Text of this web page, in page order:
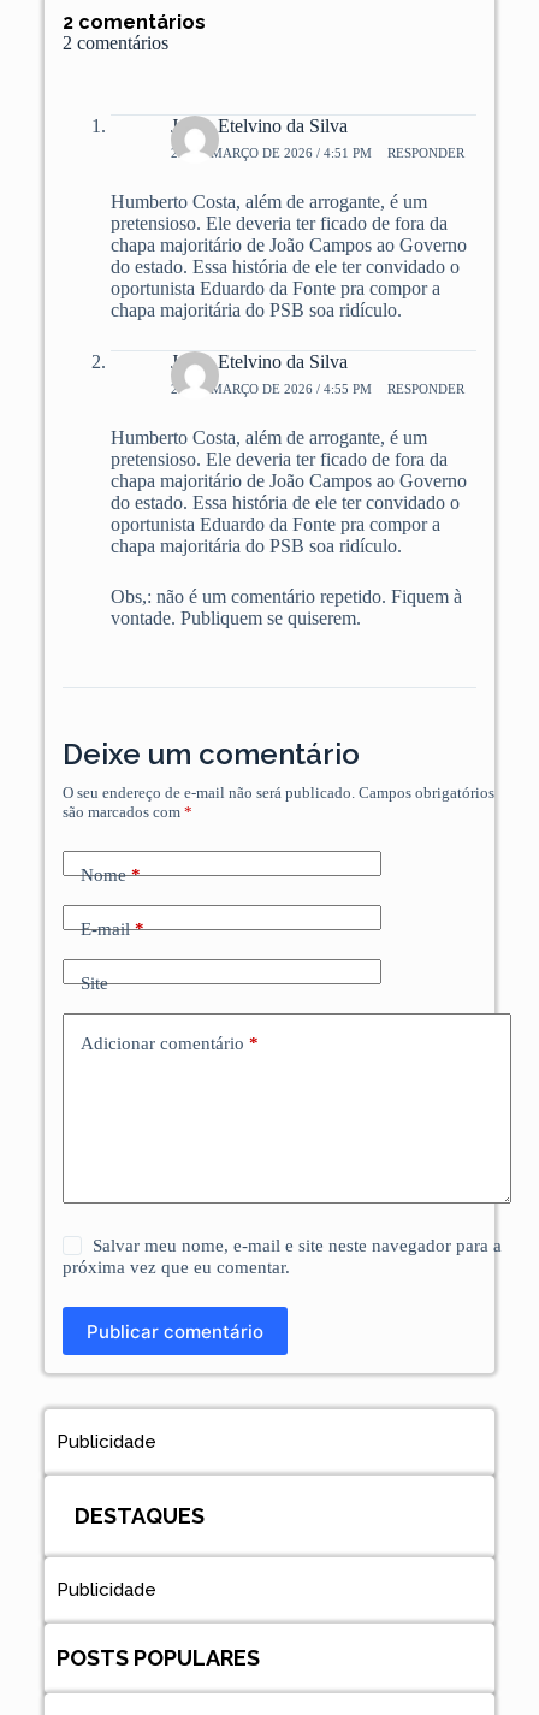
2 comentários
2 comentários
Jonas Etelvino da Silva
27 DE MARÇO DE 2026 / 4:51 PM RESPONDER
Humberto Costa, além de arrogante, é um
pretensioso. Ele deveria ter ficado de fora da
chapa majoritário de João Campos ao Governo
do estado. Essa história de ele ter convidado o
oportunista Eduardo da Fonte pra compor a
chapa majoritária do PSB soa ridículo.
Jonas Etelvino da Silva
27 DE MARÇO DE 2026 / 4:55 PM RESPONDER
Humberto Costa, além de arrogante, é um
pretensioso. Ele deveria ter ficado de fora da
chapa majoritário de João Campos ao Governo
do estado. Essa história de ele ter convidado o
oportunista Eduardo da Fonte pra compor a
chapa majoritária do PSB soa ridículo.
Obs,: não é um comentário repetido. Fiquem à
vontade. Publiquem se quiserem.
Deixe um comentário
O seu endereço de e-mail não será publicado. Campos obrigatórios
são marcados com *
Nome*
E-mail*
Site
Adicionar comentário *
Salvar meu nome, e-mail e site neste navegador para a
próxima vez que eu comentar.
Publicar comentário
Publicidade
DESTAQUES
Publicidade
POSTS POPULARES